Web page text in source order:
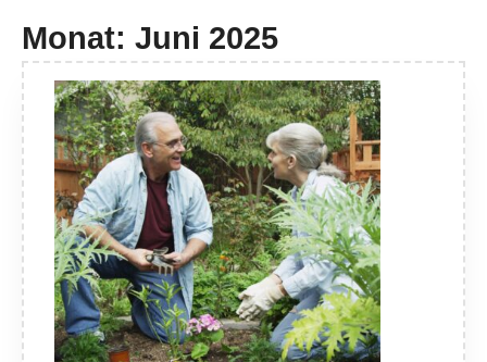
Monat: Juni 2025